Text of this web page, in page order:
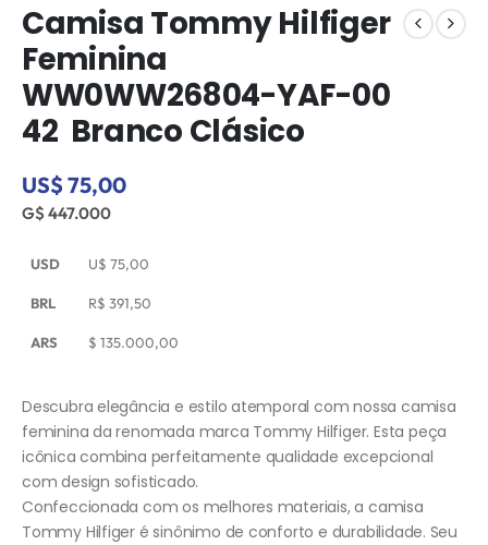
Camisa Tommy Hilfiger
Feminina
WW0WW26804-YAF-00
42  Branco Clásico
US$ 75,00
G$ 447.000
USD U$ 75,00
BRL R$ 391,50
ARS $ 135.000,00
Descubra elegância e estilo atemporal com nossa camisa
feminina da renomada marca Tommy Hilfiger. Esta peça
icônica combina perfeitamente qualidade excepcional
com design sofisticado.
Confeccionada com os melhores materiais, a camisa
Tommy Hilfiger é sinônimo de conforto e durabilidade. Seu